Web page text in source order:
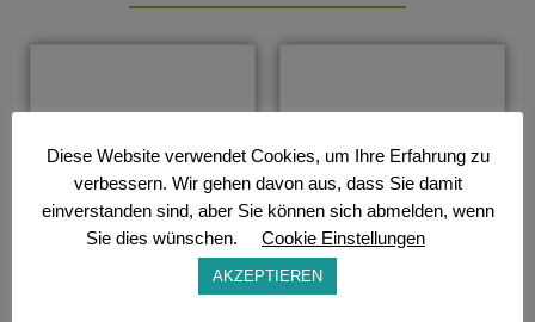
Diese Website verwendet Cookies, um Ihre Erfahrung zu
verbessern. Wir gehen davon aus, dass Sie damit
einverstanden sind, aber Sie können sich abmelden, wenn
Sie dies wünschen.
Cookie Einstellungen
AKZEPTIEREN